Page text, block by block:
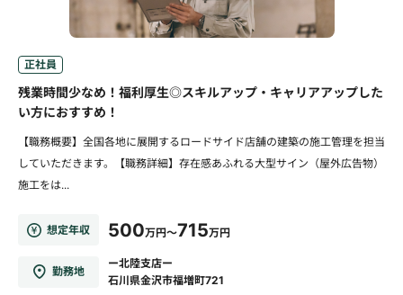
正社員
残業時間少なめ！福利厚生◎スキルアップ・キャリアアップした
い方におすすめ！
【職務概要】全国各地に展開するロードサイド店舗の建築の施工管理を担当
していただきます。【職務詳細】存在感あふれる大型サイン（屋外広告物）
施工をは...
想定年収 500万円～715万円
勤務地
ー北陸支店ー
石川県金沢市福増町721